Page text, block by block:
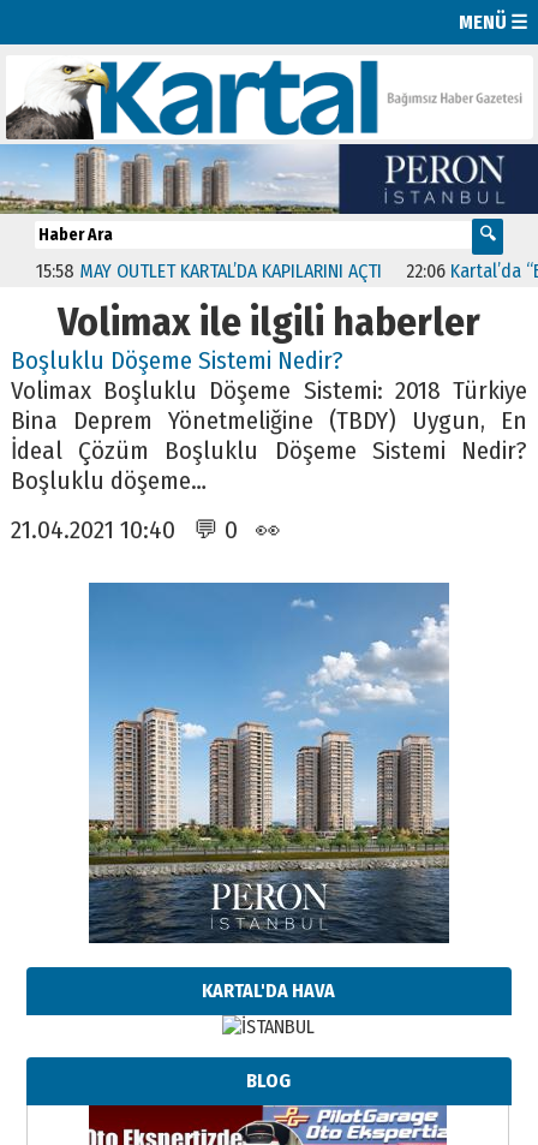
MENÜ ☰
15:58 MAY OUTLET KARTAL’DA KAPILARINI AÇTI 22:06 Kartal’da
Volimax ile ilgili haberler
Boşluklu Döşeme Sistemi Nedir?
Volimax Boşluklu Döşeme Sistemi: 2018 Türkiye
Bina Deprem Yönetmeliğine (TBDY) Uygun, En
İdeal Çözüm Boşluklu Döşeme Sistemi Nedir?
Boşluklu döşeme…
21.04.2021 10:40 💬 0 👀
KARTAL'DA HAVA
BLOG